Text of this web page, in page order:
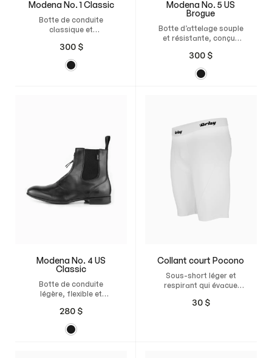
Modena No. 1 Classic
Botte de conduite
classique et
fermeture éclair, talon
renforcé et construction
flexible pour une
300 $
Modena No. 5 US
Brogue
Botte d’attelage souple
et résistante, conçue
sulky américain, avec
une semelle fine en
caoutchouc et un cuir
300 $
Modena No. 4 US
Classic
Botte de conduite
légère, flexible et
avec semelle souple et
doublure respirante,
spécialement conçue
280 $
Collant court Pocono
Sous-short léger et
respirant qui évacue
30 $